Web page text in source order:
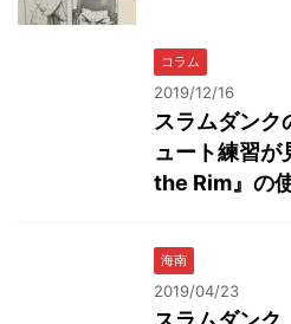
コラム
2019/12/16
スラムダンク
ュート練習
the Rim』の
海南
2019/04/23